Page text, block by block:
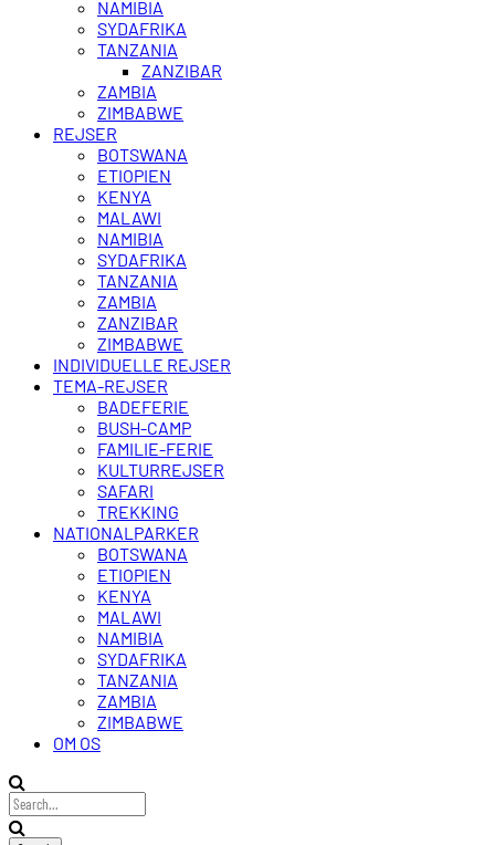
NAMIBIA
SYDAFRIKA
TANZANIA
ZANZIBAR
ZAMBIA
ZIMBABWE
REJSER
BOTSWANA
ETIOPIEN
KENYA
MALAWI
NAMIBIA
SYDAFRIKA
TANZANIA
ZAMBIA
ZANZIBAR
ZIMBABWE
INDIVIDUELLE REJSER
TEMA-REJSER
BADEFERIE
BUSH-CAMP
FAMILIE-FERIE
KULTURREJSER
SAFARI
TREKKING
NATIONALPARKER
BOTSWANA
ETIOPIEN
KENYA
MALAWI
NAMIBIA
SYDAFRIKA
TANZANIA
ZAMBIA
ZIMBABWE
OM OS